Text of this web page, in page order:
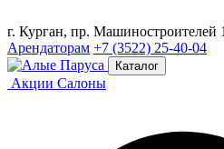
г. Курган, пр. Машиностроителей
Арендаторам +7 (3522) 25-40-04
Каталог
Акции Салоны